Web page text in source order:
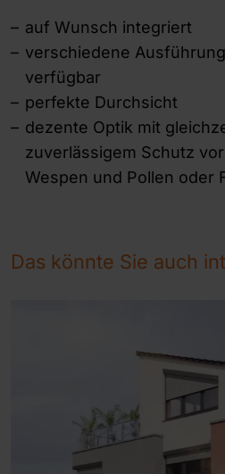
auf Wunsch integriert
verschiedene
verfügbar
perfekte Durchsicht
dezente Optik mit
zuverlässigem Schutz
Wespen und Pollen oder
Das könnte Sie auch